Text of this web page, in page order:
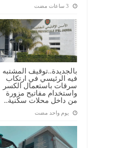
بالجديدة..توقيف المشتبه
فيه الرئيسي في ارتكاب
سرقات باستعمال الكسر
واستخدام مفاتيح مزورة
من داخل محلات سكنية..
‏يوم واحد مضت